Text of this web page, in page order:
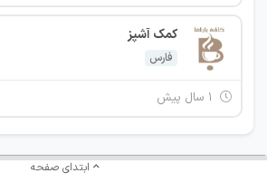
کمک آشپز
فارس
ابتدای صفحه